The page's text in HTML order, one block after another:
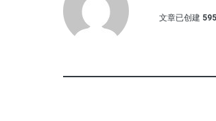
文章已创建 595